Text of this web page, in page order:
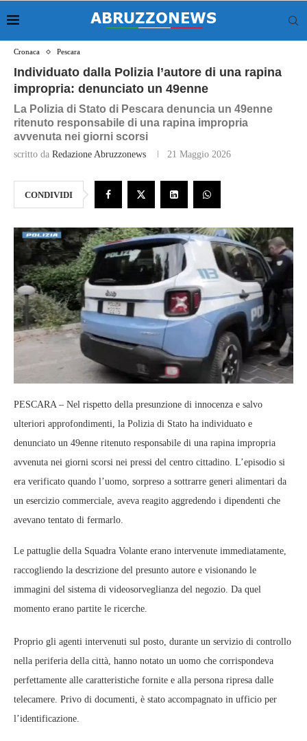
Cronaca Pescara
Individuato dalla Polizia l’autore di una rapina
impropria: denunciato un 49enne
La Polizia di Stato di Pescara denuncia un 49enne
ritenuto responsabile di una rapina impropria
avvenuta nei giorni scorsi
scritto da Redazione Abruzzonews 21 Maggio 2026
CONDIVIDI
PESCARA – Nel rispetto della presunzione di innocenza e salvo
ulteriori approfondimenti, la Polizia di Stato ha individuato e
denunciato un 49enne ritenuto responsabile di una rapina impropria
avvenuta nei giorni scorsi nei pressi del centro cittadino. L’episodio si
era verificato quando l’uomo, sorpreso a sottrarre generi alimentari da
un esercizio commerciale, aveva reagito aggredendo i dipendenti che
avevano tentato di fermarlo.
Le pattuglie della Squadra Volante erano intervenute immediatamente,
raccogliendo la descrizione del presunto autore e visionando le
immagini del sistema di videosorveglianza del negozio. Da quel
momento erano partite le ricerche.
Proprio gli agenti intervenuti sul posto, durante un servizio di controllo
nella periferia della città, hanno notato un uomo che corrispondeva
perfettamente alle caratteristiche fornite e alla persona ripresa dalle
telecamere. Privo di documenti, è stato accompagnato in ufficio per
l’identificazione.